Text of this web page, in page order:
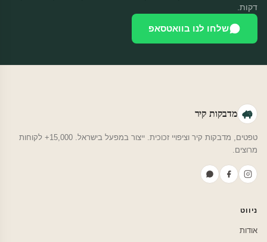
דקות.
שלחו לנו בוואטסאפ
מדבקות קיר
טפטים, מדבקות קיר וציפויי זכוכית. ייצור במפעל בישראל. 15,000+ לקוחות
מרוצים.
ניווט
אודות